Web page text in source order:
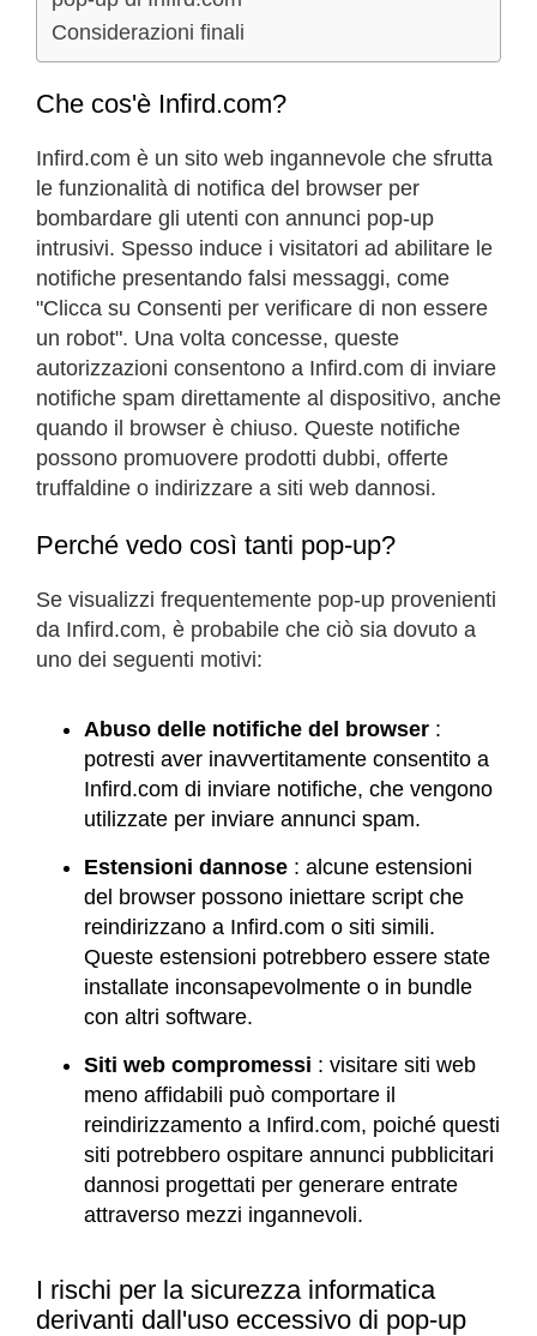
Considerazioni finali
Che cos'è Infird.com?
Infird.com è un sito web ingannevole che sfrutta
le funzionalità di notifica del browser per
bombardare gli utenti con annunci pop-up
intrusivi. Spesso induce i visitatori ad abilitare le
notifiche presentando falsi messaggi, come
"Clicca su Consenti per verificare di non essere
un robot". Una volta concesse, queste
autorizzazioni consentono a Infird.com di inviare
notifiche spam direttamente al dispositivo, anche
quando il browser è chiuso. Queste notifiche
possono promuovere prodotti dubbi, offerte
truffaldine o indirizzare a siti web dannosi.
Perché vedo così tanti pop-up?
Se visualizzi frequentemente pop-up provenienti
da Infird.com, è probabile che ciò sia dovuto a
uno dei seguenti motivi:
Abuso delle notifiche del browser :
potresti aver inavvertitamente consentito a
Infird.com di inviare notifiche, che vengono
utilizzate per inviare annunci spam.
Estensioni dannose : alcune estensioni
del browser possono iniettare script che
reindirizzano a Infird.com o siti simili.
Queste estensioni potrebbero essere state
installate inconsapevolmente o in bundle
con altri software.
Siti web compromessi : visitare siti web
meno affidabili può comportare il
reindirizzamento a Infird.com, poiché questi
siti potrebbero ospitare annunci pubblicitari
dannosi progettati per generare entrate
attraverso mezzi ingannevoli.
I rischi per la sicurezza informatica
derivanti dall'uso eccessivo di pop-up